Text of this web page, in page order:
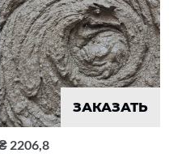
ЗАКАЗАТЬ
2206,8